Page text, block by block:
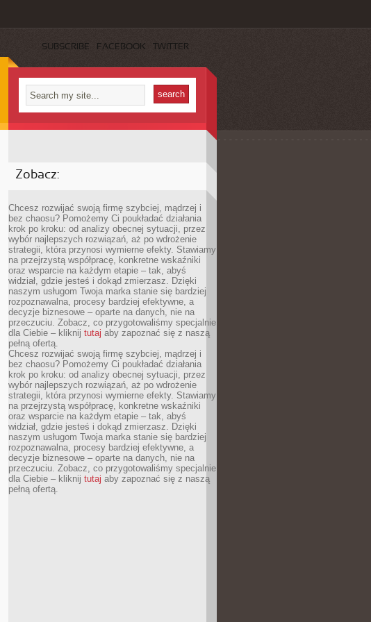
SUBSCRIBE FACEBOOK TWITTER
Zobacz:
Chcesz rozwijać swoją firmę szybciej, mądrzej i
bez chaosu? Pomożemy Ci poukładać działania
krok po kroku: od analizy obecnej sytuacji, przez
wybór najlepszych rozwiązań, aż po wdrożenie
strategii, która przynosi wymierne efekty. Stawiamy
na przejrzystą współpracę, konkretne wskaźniki
oraz wsparcie na każdym etapie – tak, abyś
widział, gdzie jesteś i dokąd zmierzasz. Dzięki
naszym usługom Twoja marka stanie się bardziej
rozpoznawalna, procesy bardziej efektywne, a
decyzje biznesowe – oparte na danych, nie na
przeczuciu. Zobacz, co przygotowaliśmy specjalnie
dla Ciebie – kliknij tutaj aby zapoznać się z naszą
pełną ofertą.
Chcesz rozwijać swoją firmę szybciej, mądrzej i
bez chaosu? Pomożemy Ci poukładać działania
krok po kroku: od analizy obecnej sytuacji, przez
wybór najlepszych rozwiązań, aż po wdrożenie
strategii, która przynosi wymierne efekty. Stawiamy
na przejrzystą współpracę, konkretne wskaźniki
oraz wsparcie na każdym etapie – tak, abyś
widział, gdzie jesteś i dokąd zmierzasz. Dzięki
naszym usługom Twoja marka stanie się bardziej
rozpoznawalna, procesy bardziej efektywne, a
decyzje biznesowe – oparte na danych, nie na
przeczuciu. Zobacz, co przygotowaliśmy specjalnie
dla Ciebie – kliknij tutaj aby zapoznać się z naszą
pełną ofertą.